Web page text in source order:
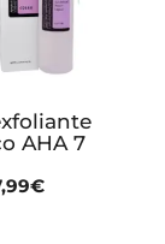
AHA 7
€